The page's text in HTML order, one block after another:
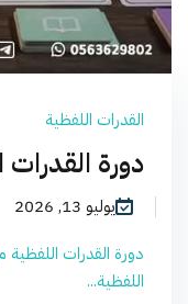
القدرات اللفظية
دورة القدرات
يوليو 13, 2026
دورة القدرات
اللفظية...